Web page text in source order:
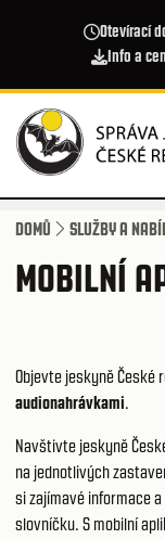
Otevírací
Info a
DOMŮ SLUŽBY A
MOBILNÍ
Objevte jeskyně České
audionahrávkami.
Navštivte jeskyně
na jednotlivých
si zajímavé informace
slovníčku. S mobilní